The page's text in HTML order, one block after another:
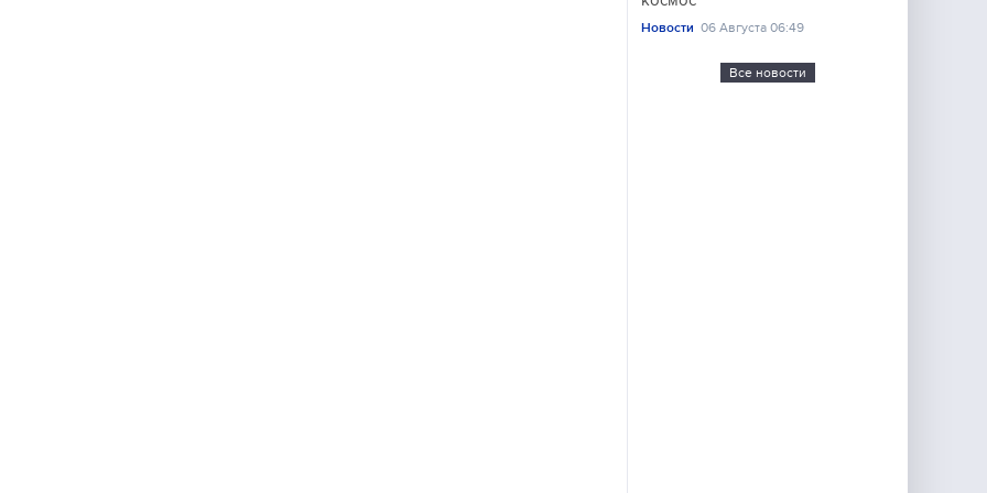
Новости 06 Августа 06:49
Все новости